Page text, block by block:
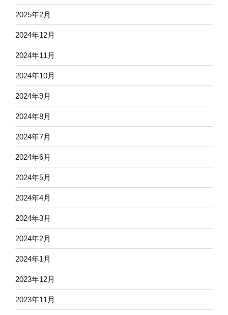
2025年2月
2024年12月
2024年11月
2024年10月
2024年9月
2024年8月
2024年7月
2024年6月
2024年5月
2024年4月
2024年3月
2024年2月
2024年1月
2023年12月
2023年11月